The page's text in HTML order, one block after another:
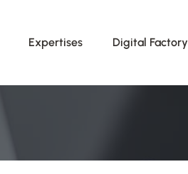
Expertises Digital Factory